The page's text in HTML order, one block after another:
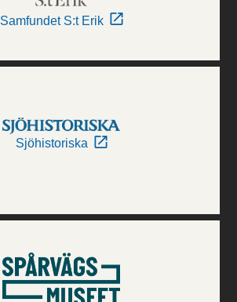
Samfundet S:t Erik
Sjöhistoriska